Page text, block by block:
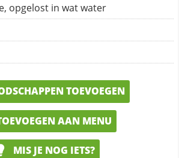
opgelost in wat water
TOEVOEGEN
AAN MENU
MIS JE NOG IETS?